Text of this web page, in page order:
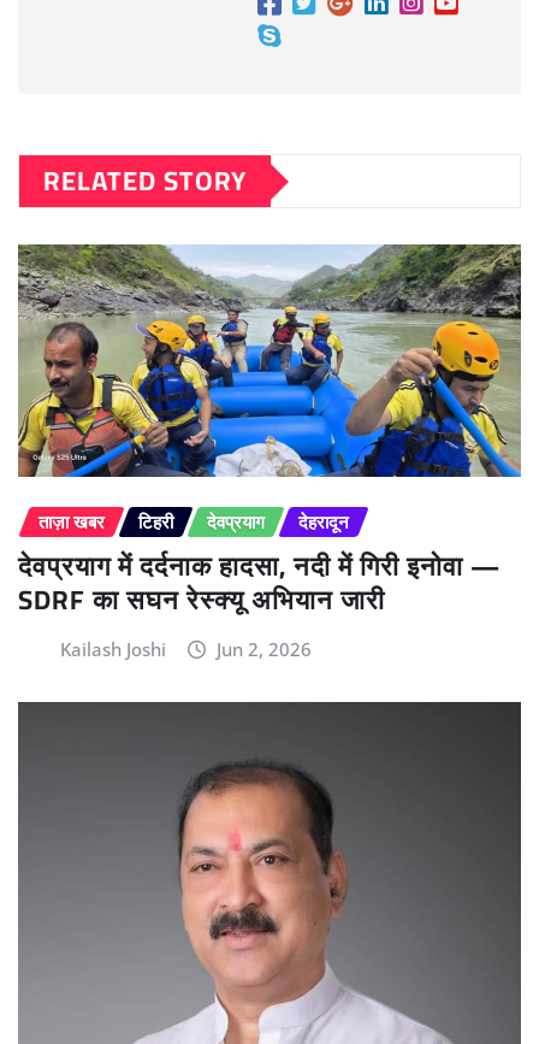
RELATED STORY
ताज़ा खबर टिहरी देवप्रयाग देहरादून
देवप्रयाग में दर्दनाक हादसा, नदी में गिरी इनोवा —
SDRF का सघन रेस्क्यू अभियान जारी
Kailash Joshi Jun 2, 2026